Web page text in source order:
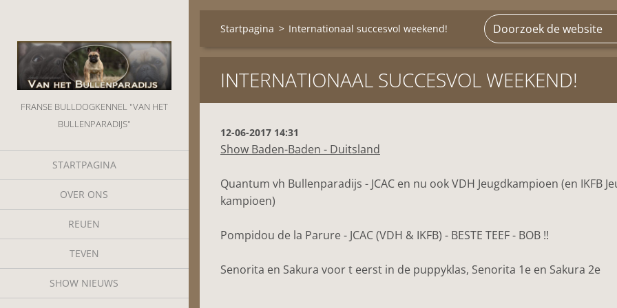
FRANSE BULLDOGKENNEL "VAN HET
BULLENPARADIJS"
STARTPAGINA
OVER ONS
REUEN
TEVEN
SHOW NIEUWS
Startpagina > Internationaal succesvol weekend!
INTERNATIONAAL SUCCESVOL WEEKEND!
12-06-2017 14:31
Show Baden-Baden - Duitsland
Quantum vh Bullenparadijs - JCAC en nu ook VDH Jeugdkampioen (en IKFB
kampioen)
Pompidou de la Parure - JCAC (VDH & IKFB) - BESTE TEEF - BOB !!
Senorita en Sakura voor t eerst in de puppyklas, Senorita 1e en Sakura 2e